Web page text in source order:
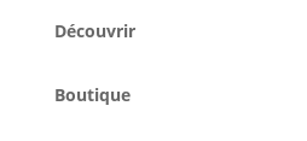
Découvrir
Boutique